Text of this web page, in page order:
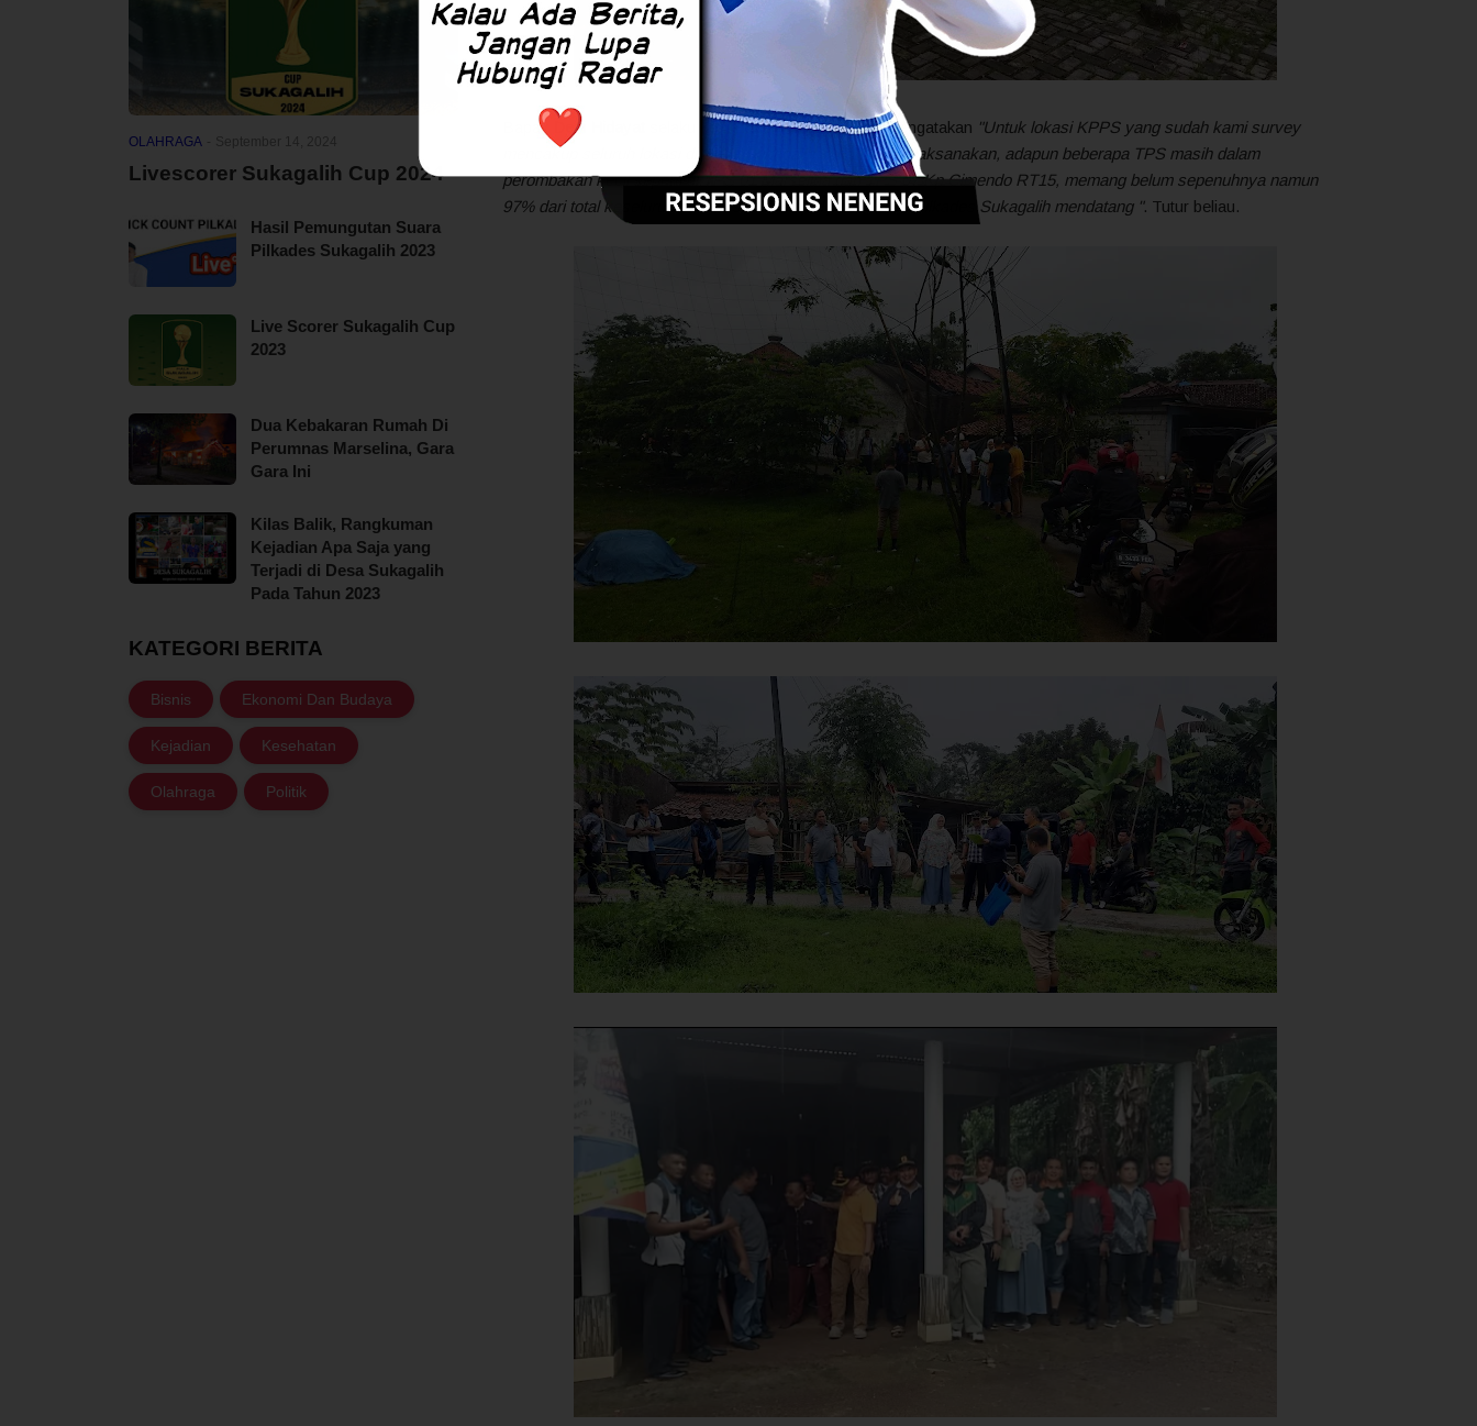
Bapak Dedi Hidayat selaku ketua Kasi Pemerintahan mengatakan "Untuk lokasi KPPS yang sudah kami survey
mencakup seluruh lokasi di Desa Sukagalih sudah siap dilaksanakan, adapun beberapa TPS masih dalam
perombakan kecil seperti di TPS 01 Marselina dan TPS 07 Kp Cimendo RT15, memang belum sepenuhnya namun
97% dari total keseluruhan TPS sudah siap dipakai untuk Pilkades Sukagalih mendatang ". Tutur beliau.
OLAHRAGA
Livescorer Sukagalih Cup 2024
Hasil Pemungutan Suara
Pilkades Sukagalih 2023
Live Scorer Sukagalih Cup
2023
Dua Kebakaran Rumah Di
Perumnas Marselina, Gara
Gara Ini
Kilas Balik, Rangkuman
Kejadian Apa Saja yang
Terjadi di Desa Sukagalih
Pada Tahun 2023
KATEGORI BERITA
Bisnis Ekonomi Dan Budaya
Kejadian Kesehatan
Olahraga Politik